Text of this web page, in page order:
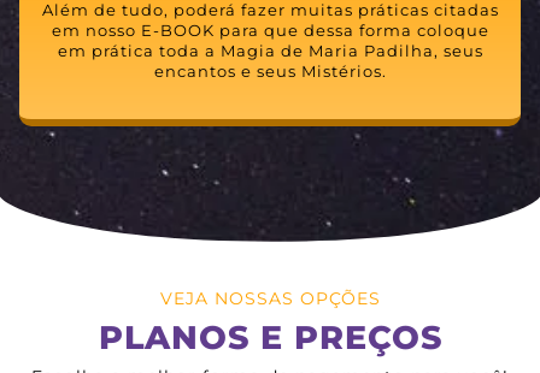
Além de tudo, poderá fazer muitas práticas citadas
em nosso E-BOOK para que dessa forma coloque
em prática toda a Magia de Maria Padilha, seus
encantos e seus Mistérios.
VEJA NOSSAS OPÇÕES
PLANOS E PREÇOS